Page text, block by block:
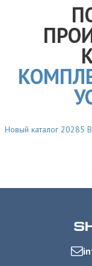
Новый каталог 20285